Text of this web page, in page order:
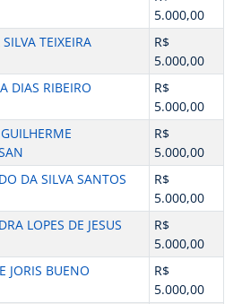
5.000,00
TEIXEIRA
R$
5.000,00
DIAS RIBEIRO
R$
5.000,00
R$
5.000,00
DA SILVA SANTOS
R$
5.000,00
LOPES DE JESUS
R$
5.000,00
JORIS BUENO
R$
5.000,00